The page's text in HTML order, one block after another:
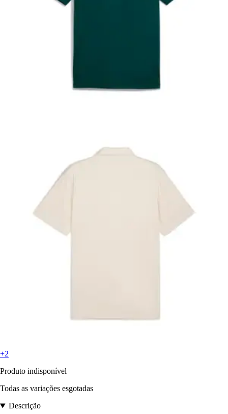
+2
Produto indisponível
Todas as variações esgotadas
Descrição